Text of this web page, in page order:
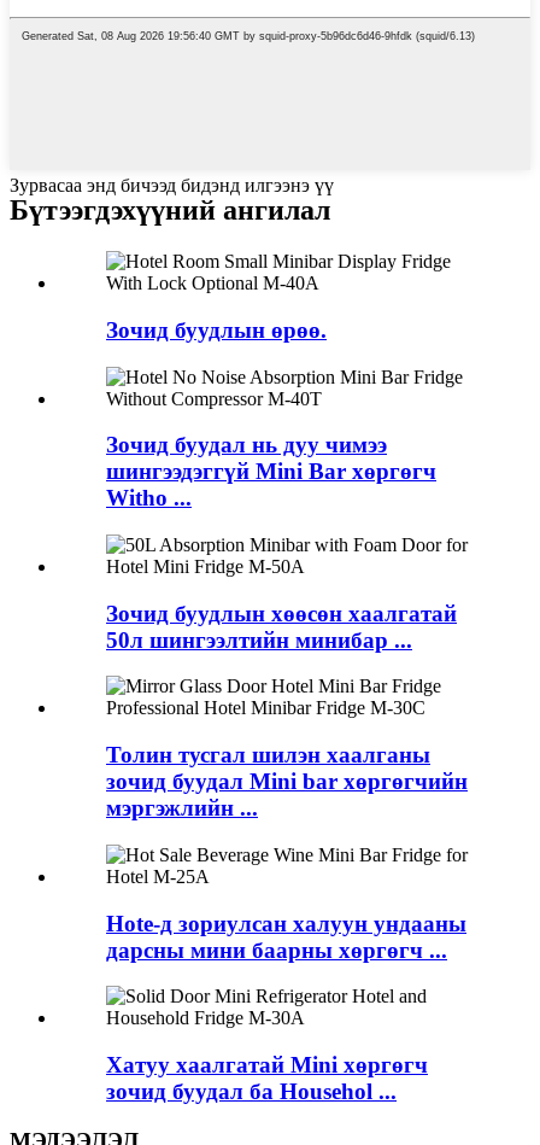
Зурвасаа энд бичээд бидэнд илгээнэ үү
Бүтээгдэхүүний ангилал
Зочид буудлын өрөө.
Зочид буудал нь дуу чимээ
шингээдэггүй Mini Bar хөргөгч
Witho ...
Зочид буудлын хөөсөн хаалгатай
50л шингээлтийн минибар ...
Толин тусгал шилэн хаалганы
зочид буудал Mini bar хөргөгчийн
мэргэжлийн ...
Hote-д зориулсан халуун ундааны
дарсны мини баарны хөргөгч ...
Хатуу хаалгатай Mini хөргөгч
зочид буудал ба Househol ...